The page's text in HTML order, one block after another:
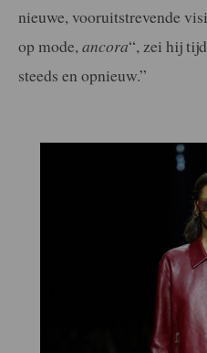
nieuwe, vooruitstrevende
op mode,ancora“, zei hij
steeds en opnieuw.”